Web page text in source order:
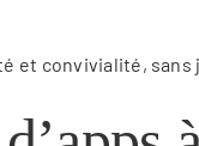
et convivialité, sans